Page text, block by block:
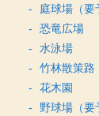
庭球場（要
恐竜広場
水泳場
竹林散策路
花木園
野球場（要